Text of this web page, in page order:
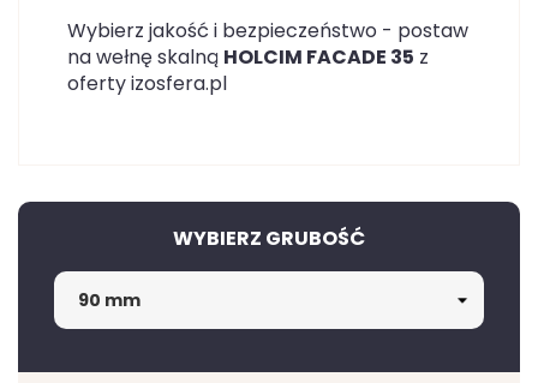
Wybierz jakość i bezpieczeństwo - postaw
na wełnę skalną HOLCIM FACADE 35 z
oferty izosfera.pl
WYBIERZ GRUBOŚĆ